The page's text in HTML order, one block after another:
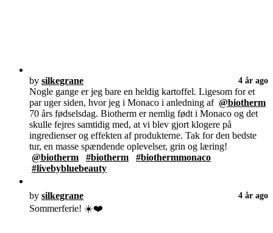
by silkegrane 4 år ago
Nogle gange er jeg bare en heldig kartoffel. Ligesom for et
par uger siden, hvor jeg i Monaco i anledning af @biotherm
70 års fødselsdag. Biotherm er nemlig født i Monaco og det
skulle fejres samtidig med, at vi blev gjort klogere på
ingredienser og effekten af produkterne. Tak for den bedste
tur, en masse spændende oplevelser, grin og læring!
@biotherm
#biotherm
#biothermmonaco
#livebybluebeauty
by silkegrane 4 år ago
Sommerferie! ☀️❤️